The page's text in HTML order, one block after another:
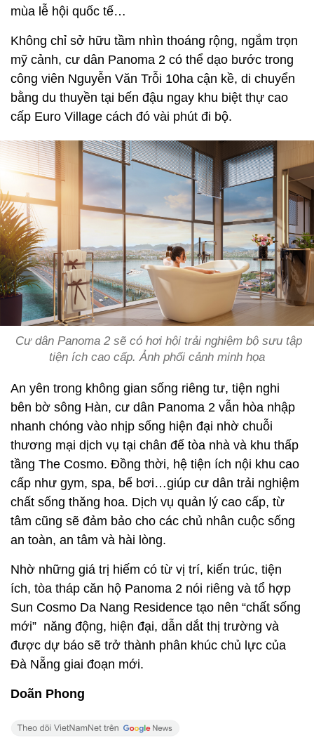
mùa lễ hội quốc tế…
Không chỉ sở hữu tầm nhìn thoáng rộng, ngắm trọn
mỹ cảnh, cư dân Panoma 2 có thể dạo bước trong
công viên Nguyễn Văn Trỗi 10ha cận kề, di chuyển
bằng du thuyền tại bến đậu ngay khu biệt thự cao
cấp Euro Village cách đó vài phút đi bộ.
Cư dân Panoma 2 sẽ có hơi hội trải nghiệm bộ sưu tập
tiện ích cao cấp. Ảnh phối cảnh minh họa
An yên trong không gian sống riêng tư, tiện nghi
bên bờ sông Hàn, cư dân Panoma 2 vẫn hòa nhập
nhanh chóng vào nhịp sống hiện đại nhờ chuỗi
thương mại dịch vụ tại chân đế tòa nhà và khu thấp
tầng The Cosmo. Đồng thời, hệ tiện ích nội khu cao
cấp như gym, spa, bể bơi…giúp cư dân trải nghiệm
chất sống thăng hoa. Dịch vụ quản lý cao cấp, từ
tâm cũng sẽ đảm bảo cho các chủ nhân cuộc sống
an toàn, an tâm và hài lòng.
Nhờ những giá trị hiếm có từ vị trí, kiến trúc, tiện
ích, tòa tháp căn hộ Panoma 2 nói riêng và tổ hợp
Sun Cosmo Da Nang Residence tạo nên “chất sống
mới” năng động, hiện đại, dẫn dắt thị trường và
được dự báo sẽ trở thành phân khúc chủ lực của
Đà Nẵng giai đoạn mới.
Doãn Phong